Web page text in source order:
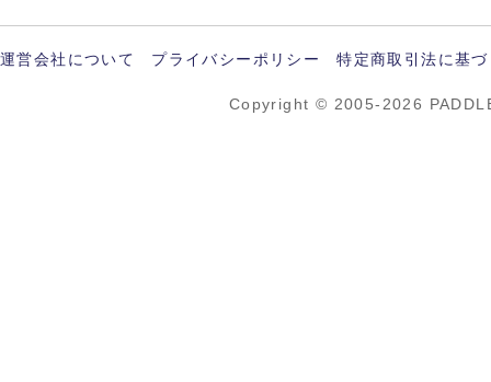
運営会社について プライバシーポリシー 特定商取引法に基
Copyright © 2005-2026